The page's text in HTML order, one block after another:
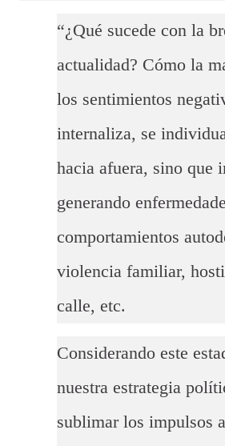
“¿Qué sucede con la
actualidad? Cómo la
los sentimientos
internaliza, se
hacia afuera, sino que
generando
comportamientos
violencia familiar,
calle, etc.
Considerando este
nuestra estrategia
sublimar los impulsos